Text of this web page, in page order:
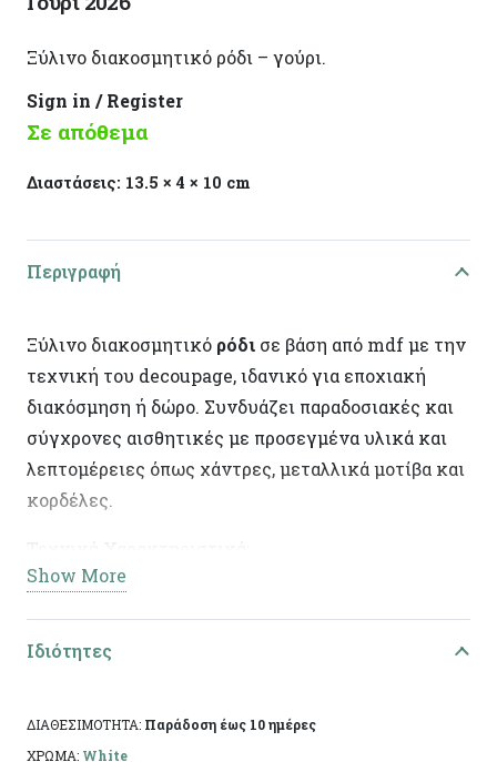
Ξύλινο διακοσμητικό ρόδι – γούρι.
Sign in / Register
Σε απόθεμα
Διαστάσεις: 13.5 × 4 × 10 cm
Περιγραφή
Ξύλινο διακοσμητικό ρόδι σε βάση από mdf με την
τεχνική του decoupage, ιδανικό για εποχιακή
διακόσμηση ή δώρο. Συνδυάζει παραδοσιακές και
σύγχρονες αισθητικές με προσεγμένα υλικά και
λεπτομέρειες όπως χάντρες, μεταλλικά μοτίβα και
κορδέλες.
Υλικό: Mdf
Τεχνική: Decoupage
Ειδικά χαρακτηριστικά: Χειροποίητη κατασκευή,
Show More
Ιδιότητες
ΔΙΑΘΕΣΙΜΟΤΗΤΑ: Παράδοση έως 10 ημέρες
ΧΡΩΜΑ: White